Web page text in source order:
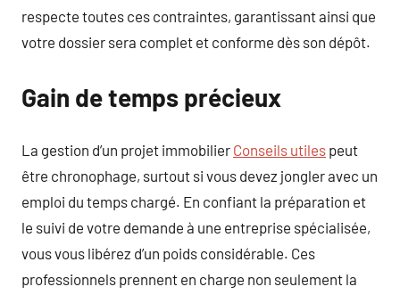
respecte toutes ces contraintes, garantissant ainsi que
votre dossier sera complet et conforme dès son dépôt.
Gain de temps précieux
La gestion d’un projet immobilier Conseils utiles peut
être chronophage, surtout si vous devez jongler avec un
emploi du temps chargé. En confiant la préparation et
le suivi de votre demande à une entreprise spécialisée,
vous vous libérez d’un poids considérable. Ces
professionnels prennent en charge non seulement la